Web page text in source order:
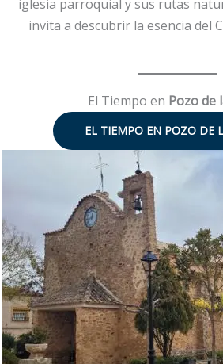
iglesia parroquial y sus rutas
invita a descubrir la esencia del
El Tiempo en Pozo de
EL TIEMPO EN POZO DE